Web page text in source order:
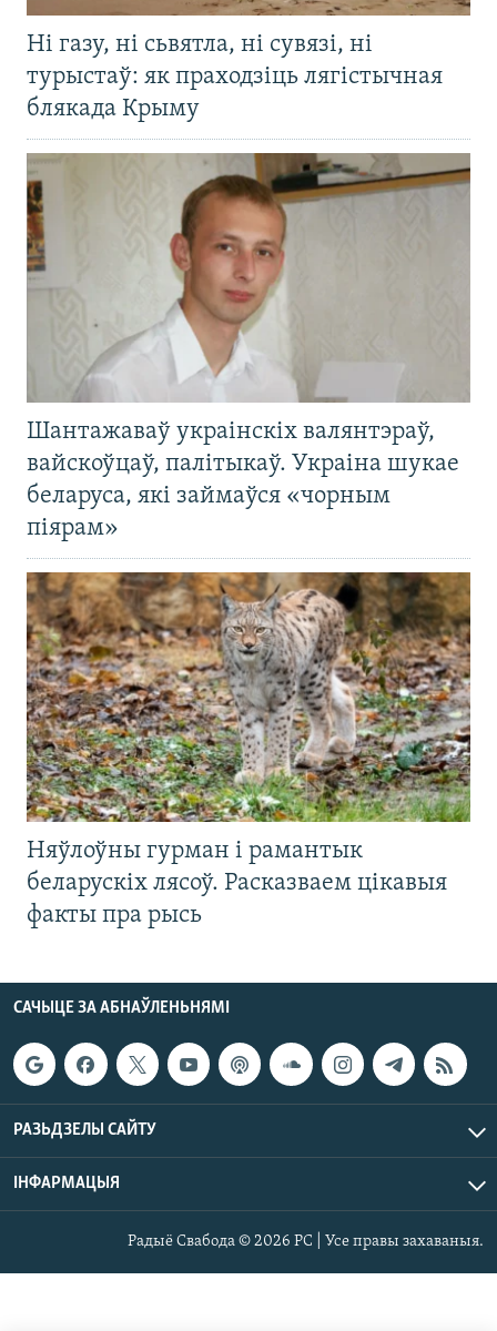
Ні газу, ні сьвятла, ні сувязі, ні
турыстаў: як праходзіць лягістычная
блякада Крыму
Шантажаваў украінскіх валянтэраў,
вайскоўцаў, палітыкаў. Украіна шукае
беларуса, які займаўся «чорным
піярам»
Няўлоўны гурман і рамантык
беларускіх лясоў. Расказваем цікавыя
факты пра рысь
САЧЫЦЕ ЗА АБНАЎЛЕНЬНЯМІ
РАЗЬДЗЕЛЫ САЙТУ
ІНФАРМАЦЫЯ
Радыё Свабода © 2026 РС | Усе правы захаваныя.